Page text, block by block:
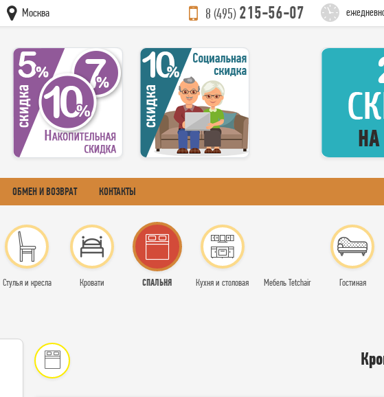
Москва 8 (495)215-56-07
ОБМЕН И ВОЗВРАТ КОНТАКТЫ
Стулья и кресла Кровати СПАЛЬНЯ Кухня и столовая Мебель Tetchair Гостиная